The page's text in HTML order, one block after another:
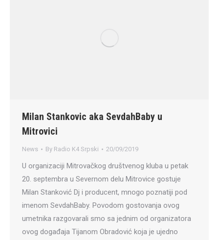
Milan Stankovic aka SevdahBaby u
Mitrovici
News By Radio K4 Srpski 20/09/2019
U organizaciji Mitrovačkog društvenog kluba u petak
20. septembra u Severnom delu Mitrovice gostuje
Milan Stanković Dj i producent, mnogo poznatiji pod
imenom SevdahBaby. Povodom gostovanja ovog
umetnika razgovarali smo sa jednim od organizatora
ovog događaja Tijanom Obradović koja je ujedno